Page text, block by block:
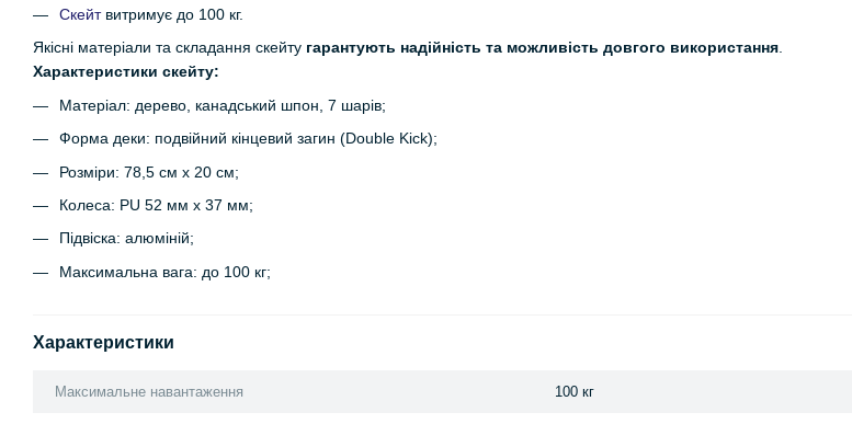
Скейтвитримує до 100 кг.
Якісні матеріали та складання скейту гарантують надійність та можливість довгого використання.
Характеристики скейту:
Матеріал: дерево, канадський шпон, 7 шарів;
Форма деки: подвійний кінцевий загин (Double Kick);
Розміри: 78,5 см х 20 см;
Колеса: PU 52 мм х 37 мм;
Підвіска: алюміній;
Максимальна вага: до 100 кг;
Характеристики
Максимальне навантаження 100 кг